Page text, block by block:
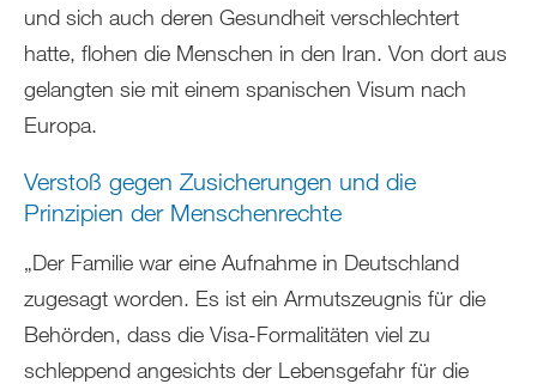
und sich auch deren Gesundheit verschlechtert
hatte, flohen die Menschen in den Iran. Von dort aus
gelangten sie mit einem spanischen Visum nach
Europa.
Verstoß gegen Zusicherungen und die
Prinzipien der Menschenrechte
„Der Familie war eine Aufnahme in Deutschland
zugesagt worden. Es ist ein Armutszeugnis für die
Behörden, dass die Visa-Formalitäten viel zu
schleppend angesichts der Lebensgefahr für die